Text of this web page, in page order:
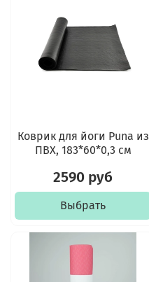
Коврик для йоги Puna из
ПВХ, 183*60*0,3 см
2590 руб
Выбрать